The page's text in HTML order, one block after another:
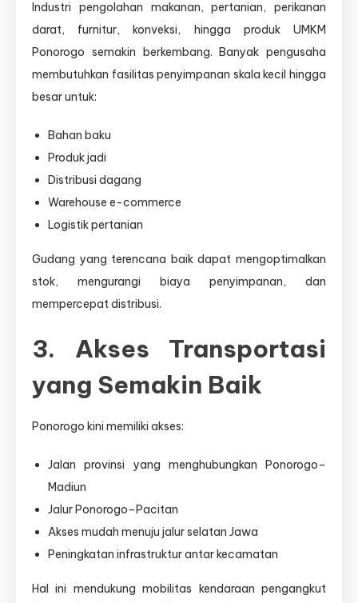
Industri pengolahan makanan, pertanian, perikanan
darat, furnitur, konveksi, hingga produk UMKM
Ponorogo semakin berkembang. Banyak pengusaha
membutuhkan fasilitas penyimpanan skala kecil hingga
besar untuk:
Bahan baku
Produk jadi
Distribusi dagang
Warehouse e-commerce
Logistik pertanian
Gudang yang terencana baik dapat mengoptimalkan
stok, mengurangi biaya penyimpanan, dan
mempercepat distribusi.
3. Akses Transportasi
yang Semakin Baik
Ponorogo kini memiliki akses:
Jalan provinsi yang menghubungkan Ponorogo–
Madiun
Jalur Ponorogo–Pacitan
Akses mudah menuju jalur selatan Jawa
Peningkatan infrastruktur antar kecamatan
Hal ini mendukung mobilitas kendaraan pengangkut